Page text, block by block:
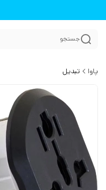
جستجو
پاوا تبدیل